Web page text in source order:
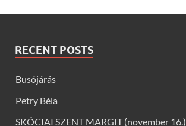
RECENT POSTS
Busójárás
Petry Béla
SKÓCIAI SZENT MARGIT (november 16.)